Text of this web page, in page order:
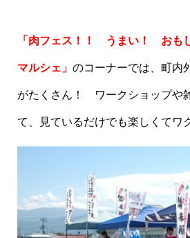
「肉フェス！！ うまい！ おも
マルシェ」 のコーナーでは、町内
がたくさん！ ワークショップや
て、見ているだけでも楽しくてワ